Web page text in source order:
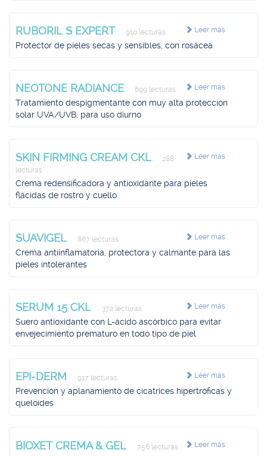
Leer más
RUBORIL S EXPERT 910 lecturas
Protector de pieles secas y sensibles, con rosácea
Leer más
NEOTONE RADIANCE 699 lecturas
Tratamiento despigmentante con muy alta protección
solar UVA/UVB, para uso diurno
Leer más
SKIN FIRMING CREAM CKL
288
lecturas
Crema redensificadora y antioxidante para pieles
flácidas de rostro y cuello
Leer más
SUAVIGEL 867 lecturas
Crema antiinflamatoria, protectora y calmante para las
pieles intolerantes
Leer más
SERUM 15 CKL 372 lecturas
Suero antioxidante con L-ácido ascórbico para evitar
envejecimiento prematuro en todo tipo de piel
Leer más
EPI-DERM 917 lecturas
Prevención y aplanamiento de cicatrices hipertróficas y
queloides
Leer más
BIOXET CREMA & GEL 756 lecturas